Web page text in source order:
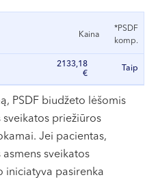
Kaina
*PSDF
komp.
2133,18
€
Taip
PSDF biudžeto lėšomis
sveikatos priežiūros
Jei pacientas,
sveikatos
iniciatyva pasirenka